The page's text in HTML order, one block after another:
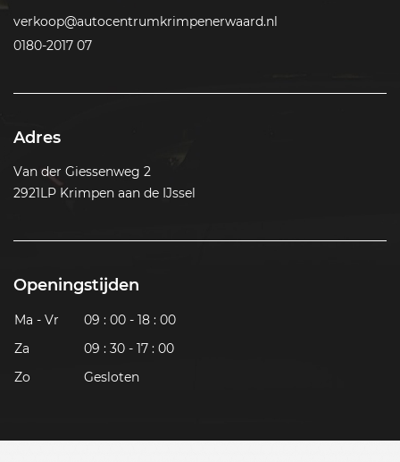
verkoop@autocentrumkrimpenerwaard.nl
0180-2017 07
Adres
Van der Giessenweg 2
2921LP Krimpen aan de IJssel
Openingstijden
Ma - Vr
09 : 00 - 18 : 00
Za
09 : 30 - 17 : 00
Zo
Gesloten